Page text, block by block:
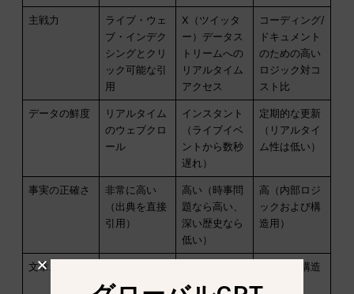
主戦力
ライブ・ウェ
ブ・インデク
シングとクリ
ック可能な引
用
X（ツイッタ
ー）データス
トリームへの
リアルタイム
アクセス
コーディング/
ドキュメント
のための高い
ロジック対コ
スト比
データの鮮度
リアルタイム
のウェブクロ
ール
インスタント
（ライブイベ
ントから数秒
遅れ）
定期的な更新
（リアルタイ
ム性は低い）
事実の正確さ
非常に高い
（出典を直接
引用）
高い（時事問
題なら高い、
深い歴史なら
低い）
高（内部ロジ
ックおよび構
造用）
文章スタイル
に忠実で、出
機知に富み、
形式的、構造
的、正確